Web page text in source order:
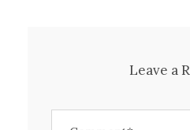
Leave a